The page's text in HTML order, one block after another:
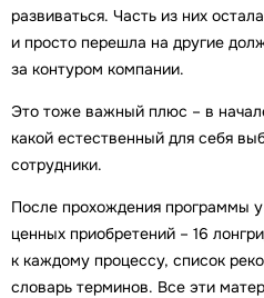
развиваться. Часть из них
и просто перешла на другие
за контуром компании.
Это тоже важный плюс – в
какой естественный для себя
сотрудники.
После прохождения программы
ценных приобретений – 16
к каждому процессу, список
словарь терминов. Все эти